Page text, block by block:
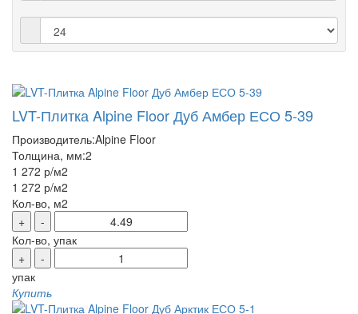
LVT-Плитка Alpine Floor Дуб Амбер ЕСО 5-39
Производитель:Alpine Floor
Толщина, мм:2
1 272 р/м2
1 272 р/м2
Кол-во, м2
+
-
Кол-во, упак
+
-
упак
Купить